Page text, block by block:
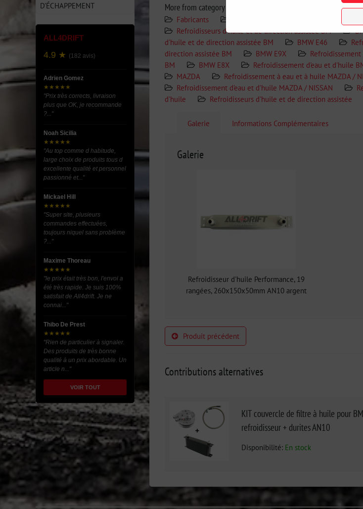
More from category
Fabricants Recherche par
Refroidisseurs d'huile et de direction assistée BM
d'huile et de direction assistée BM
BMW E46
direction assistée BM
BMW E9X
BM
BMW E8X Refroidissement d'eau et d'huile
MAZDA
Refroidissement à eau et à huile MAZDA /
Refroidissement d'eau et d'huile MAZDA / NISSAN
d'huile
Refroidisseurs d'huile et de direction assistée
Galerie Informations Complémentaires
Galerie
Refroidisseur d'huile Performance, 19
rangées, 260x150x50mm AN10 argent
Produit précédent
Contributions alternatives
KIT couvercle de filtre à huile pour
refroidisseur + durites AN10
Disponibilité: En stock
D'ÉCHAPPEMENT
ALL4DRIFT
4.9 ★ (182 avis)
Adrien Gomez
★★★★★
"Prix très corrects, livraison
plus que OK, je recommande
?..."
Noah Sicilia
★★★★★
"Au top comme d habitude,
large choix de produits tous d
excellente qualité et personnel
passionné et..."
Mickael Hill
★★★★★
"Super site, plusieurs
commandes effectuées,
toujours niquel sans problème
?..."
Maxime Thoreau
★★★★★
"le prix était très bon, l'envoi a
été très rapide. Je suis 100%
satisfait de All4drift. Je ne
connai..."
Thibo De Prest
★★★★★
"Rien de particulier à signaler.
Des produits de très bonne
qualité à un prix abordable. Un
article n..."
VOIR TOUT